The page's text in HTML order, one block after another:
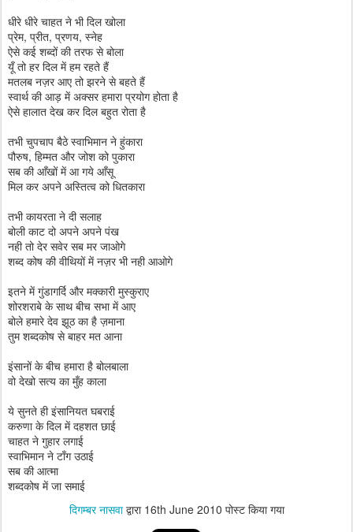
धीरे धीरे चाहत ने भी दिल खोला
प्रेम, प्रीत, प्रणय, स्नेह
ऐसे कई शब्दों की तरफ से बोला
यूँ तो हर दिल में हम रहते हैं
मतलब नज़र आए तो झरने से बहते हैं
स्वार्थ की आड़ में अक्सर हमारा प्रयोग होता है
ऐसे हालात देख कर दिल बहुत रोता है
तभी चुपचाप बैठे स्वाभिमान ने हुंकारा
पौरुष, हिम्मत और जोश को पुकारा
सब की आँखों में आ गये आँसू
मिल कर अपने अस्तित्व को धितकारा
तभी कायरता ने दी सलाह
बोली काट दो अपने अपने पंख
नही तो देर सवेर सब मर जाओगे
शब्द कोष की वीथियों में नज़र भी नही आओगे
इतने में गुंडागर्दि और मक्कारी मुस्कुराए
शोरशराबे के साथ बीच सभा में आए
बोले हमारे देव झूठ का है ज़माना
तुम शब्दकोष से बाहर मत आना
इंसानों के बीच हमारा है बोलबाला
वो देखो सत्य का मुँह काला
ये सुनते ही इंसानियत घबराई
करुणा के दिल में दहशत छाई
चाहत ने गुहार लगाई
स्वाभिमान ने टाँग उठाई
सब की आत्मा
शब्दकोष में जा समाई
दिगम्बर नासवाद्वारा 16th June 2010 पोस्ट किया गया